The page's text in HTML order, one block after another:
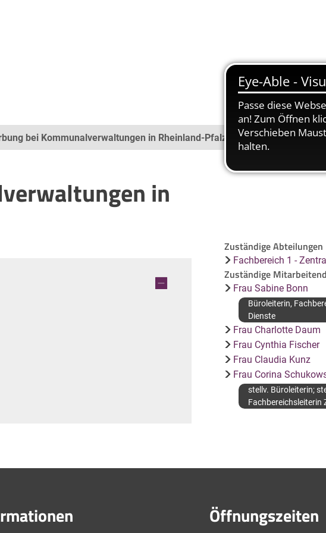
BÜRGERSERVICE
bei Kommunalverwaltungen in Rheinland-Pfalz
in
Zuständige Abteilungen
Fachbereich 1 -
Zuständige
Frau Sabine Bonn
Büroleiterin,
Dienste
Frau Charlotte Daum
Frau Cynthia Fischer
Frau Claudia Kunz
Frau Corina
stellv. Büroleiterin;
Fachbereichsleiterin
Öffnungszeiten